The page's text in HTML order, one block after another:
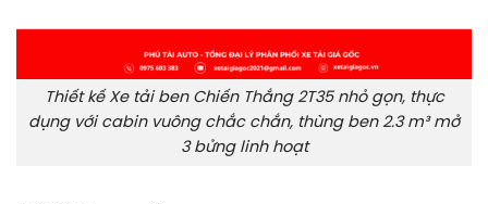
Thiết kế Xe tải ben Chiến Thắng 2T35 nhỏ gọn, thực
dụng với cabin vuông chắc chắn, thùng ben 2.3 m³ mở
3 bửng linh hoạt